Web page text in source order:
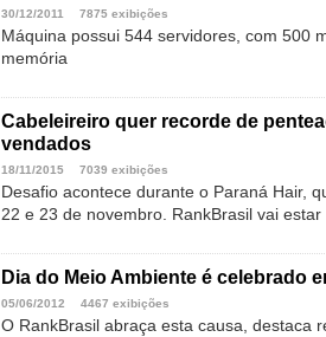
30/12/2011 7875 exibições
Máquina possui 544 servidores, com 500
memória
Cabeleireiro quer recorde de
vendados
18/11/2015 7039 exibições
Desafio acontece durante o Paraná Hair,
22 e 23 de novembro. RankBrasil vai
Dia do Meio Ambiente é celebrado
05/06/2012 4467 exibições
O RankBrasil abraça esta causa, destaca